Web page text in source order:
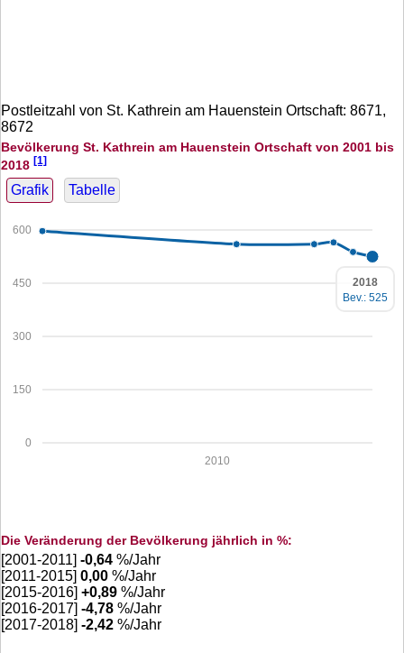
Postleitzahl von St. Kathrein am Hauenstein Ortschaft: 8671,
8672
Bevölkerung St. Kathrein am Hauenstein Ortschaft von 2001 bis
2018 [1]
Grafik Tabelle
0
150
300
450
600
2010
2018
Bev.: 525
Die Veränderung der Bevölkerung jährlich in %:
[2001-2011] -0,64 %/Jahr
[2011-2015] 0,00 %/Jahr
[2015-2016] +0,89 %/Jahr
[2016-2017] -4,78 %/Jahr
[2017-2018] -2,42 %/Jahr